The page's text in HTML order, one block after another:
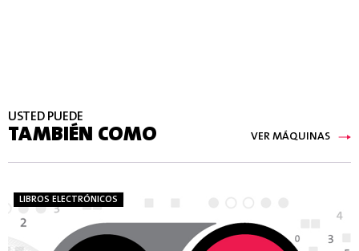
USTED PUEDE
TAMBIÉN COMO VER MÁQUINAS
LIBROS ELECTRÓNICOS